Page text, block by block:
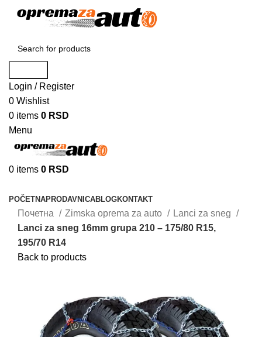
Login / Register
0 Wishlist
0 items 0 RSD
Menu
0 items 0 RSD
POČETNAPRODAVNICABLOGKONTAKT
Почетна Zimska oprema za auto
Lanci za sneg
Lanci za sneg 16mm grupa 210 – 175/80 R15,
195/70 R14
Back to products